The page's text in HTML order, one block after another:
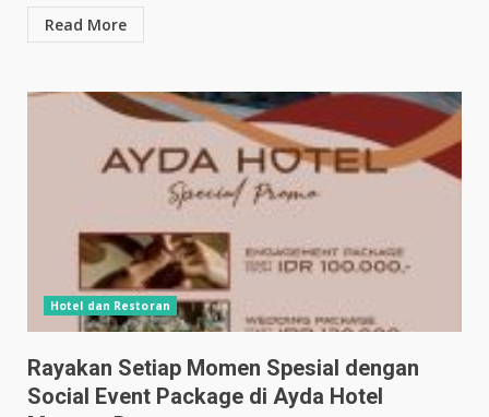
Read More
Hotel dan Restoran
Rayakan Setiap Momen Spesial dengan
Social Event Package di Ayda Hotel